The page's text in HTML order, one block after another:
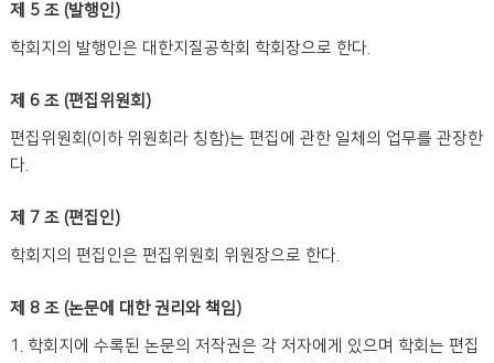
제 5 조 (발행인)
학회지의 발행인은 대한지질공학회 학회장으로 한다.
제 6 조 (편집위원회)
편집위원회(이하 위원회라 칭함)는 편집에 관한 일체의 업무를 관장한
다.
제 7 조 (편집인)
학회지의 편집인은 편집위원회 위원장으로 한다.
제 8 조 (논문에 대한 권리와 책임)
1. 학회지에 수록된 논문의 저작권은 각 저자에게 있으며 학회는 편집